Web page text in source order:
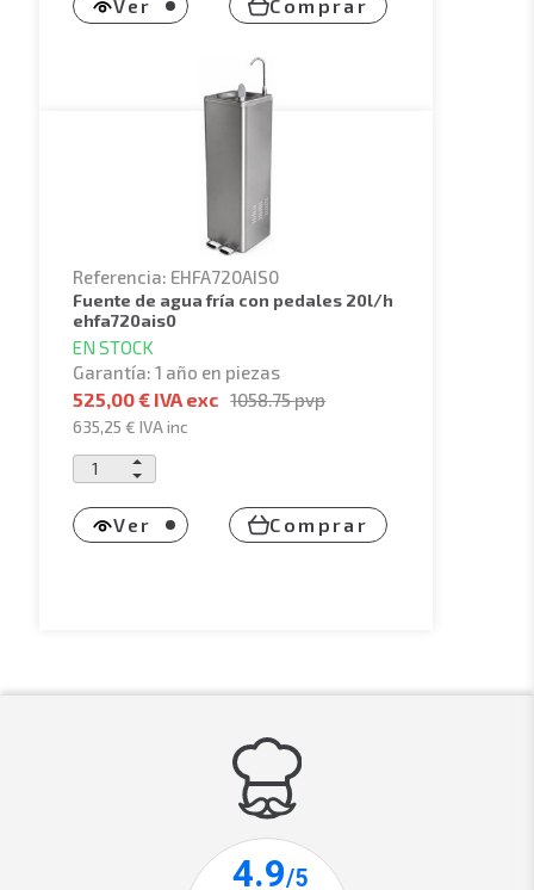
Ver Comprar
Referencia: EHFA720AIS0
fuente de agua fría con pedales 20l/h
ehfa720ais0
EN STOCK
Garantía: 1 año en piezas
525,00 € IVA exc 1058.75pvp
635,25 €IVA inc
Ver Comprar